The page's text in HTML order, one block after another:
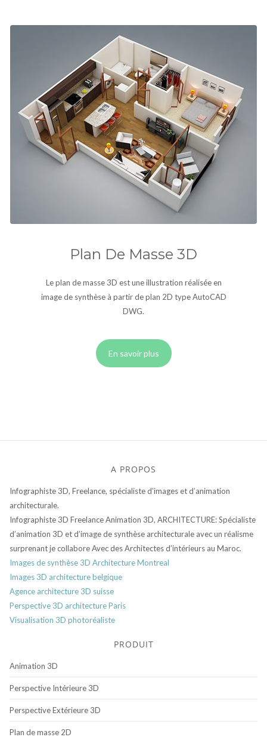
Plan De Masse 3D
Le plan de masse 3D est une illustration réalisée en
image de synthèse à partir de plan 2D type AutoCAD
DWG.
En savoir plus
A PROPOS
Infographiste 3D, Freelance, spécialiste d’images et d’animation
architecturale.
Infographiste 3D Freelance Animation 3D, ARCHITECTURE: Spécialiste
d’animation 3D et d’image de synthèse architecturale avec un réalisme
surprenant je collabore Avec des Architectes d’intérieurs au Maroc.
Images de synthèse 3D Architecture Montreal
Images 3D architecture belgique
Agence architecture 3D suisse
Perspective 3D architecture Paris
Visualisation 3D photoréaliste
PRODUIT
Animation 3D
Perspective Intérieure 3D
Perspective Extérieure 3D
Plan de masse 2D